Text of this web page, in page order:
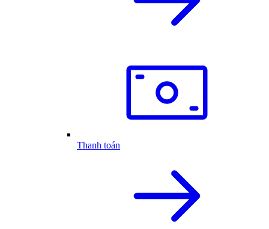
Thanh toán